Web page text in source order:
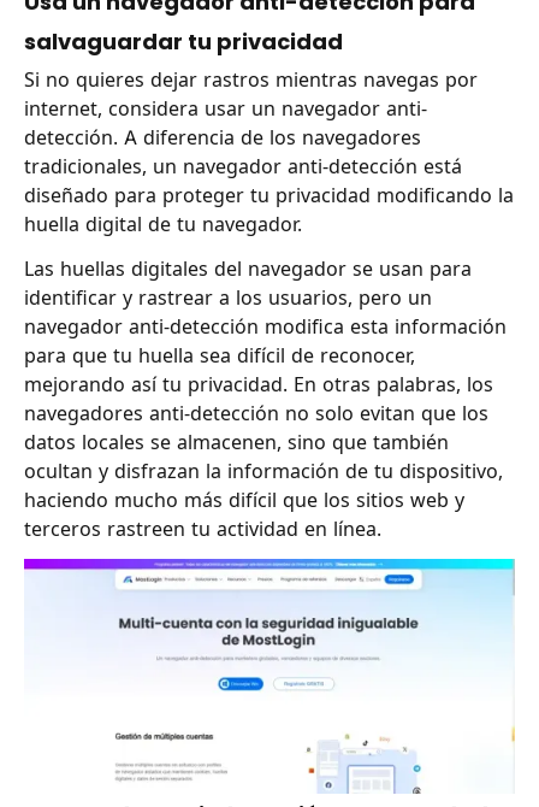
salvaguardar tu privacidad
Si no quieres dejar rastros mientras navegas por
internet, considera usar un navegador anti-
detección. A diferencia de los navegadores
tradicionales, un navegador anti-detección está
diseñado para proteger tu privacidad modificando la
huella digital de tu navegador.
Las huellas digitales del navegador se usan para
identificar y rastrear a los usuarios, pero un
navegador anti-detección modifica esta información
para que tu huella sea difícil de reconocer,
mejorando así tu privacidad. En otras palabras, los
navegadores anti-detección no solo evitan que los
datos locales se almacenen, sino que también
ocultan y disfrazan la información de tu dispositivo,
haciendo mucho más difícil que los sitios web y
terceros rastreen tu actividad en línea.